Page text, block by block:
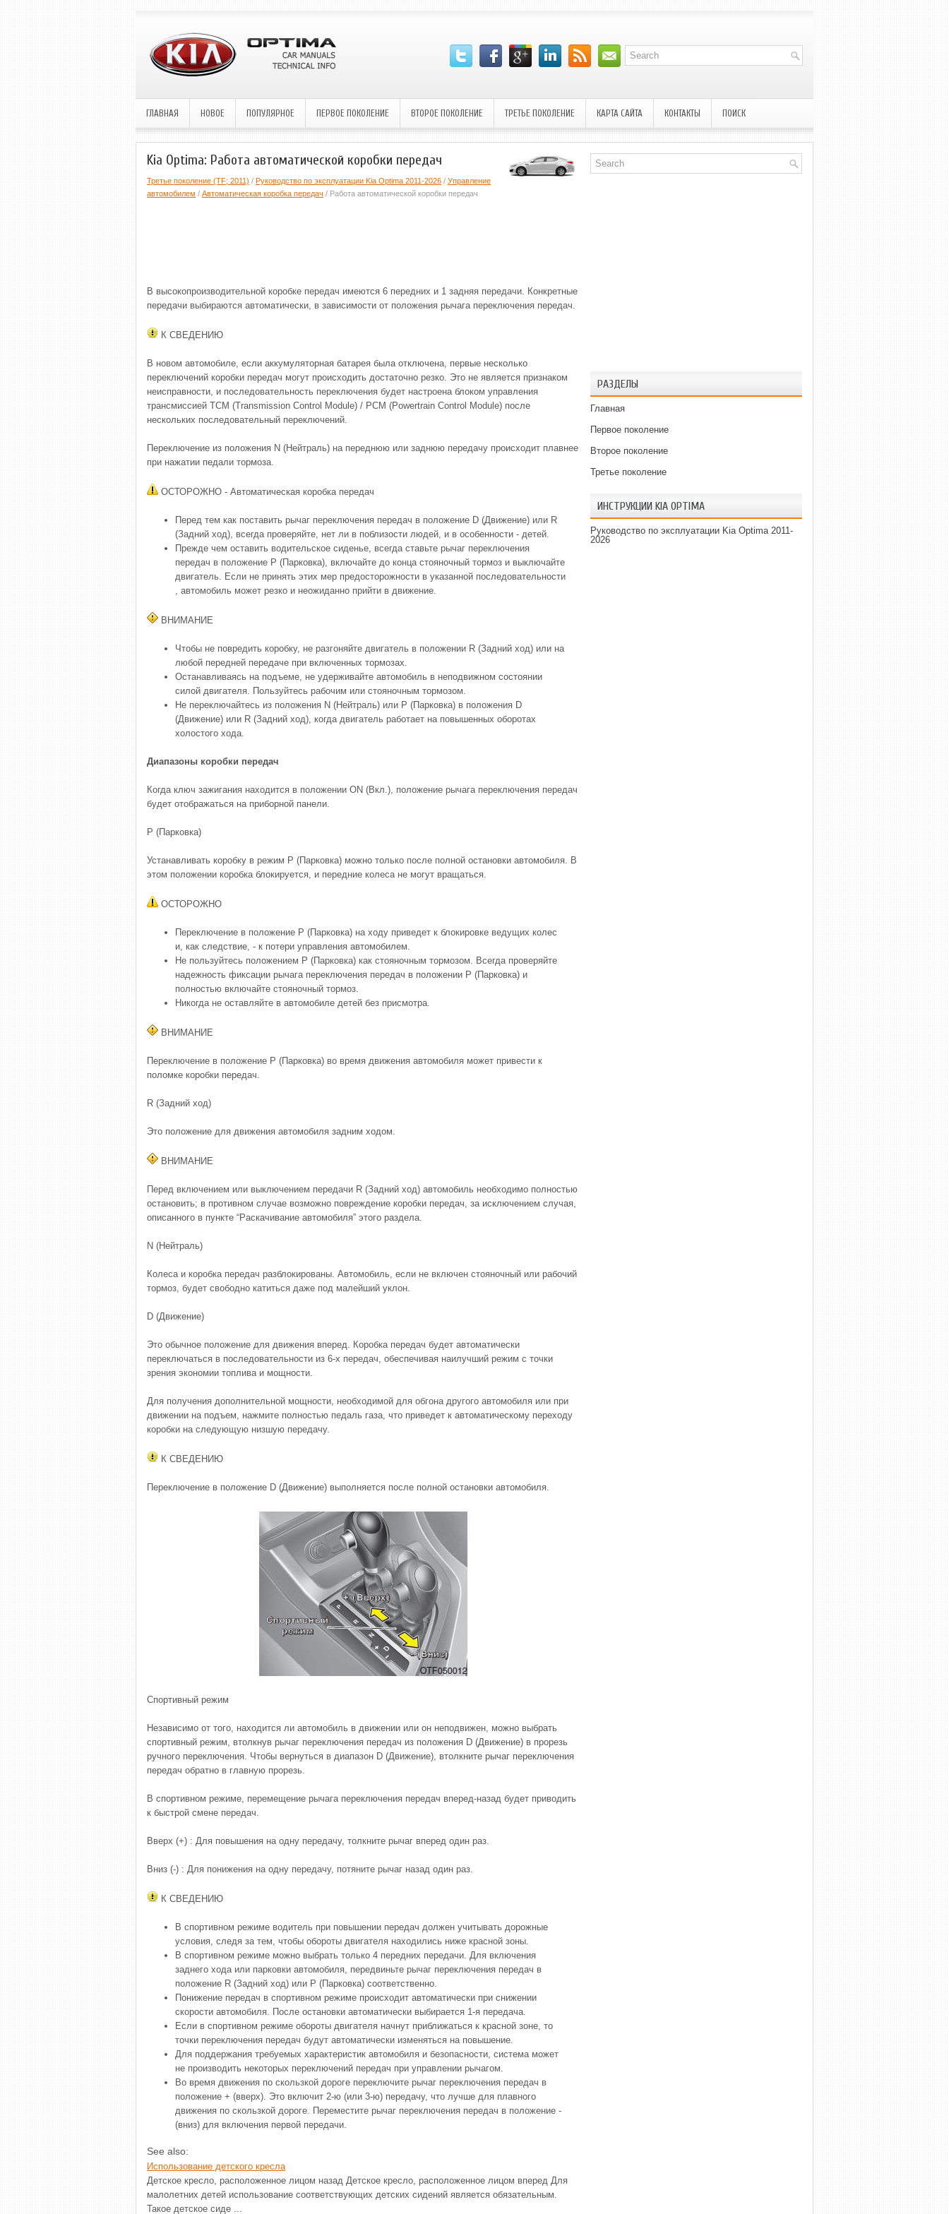
ГЛАВНАЯ НОВОЕ ПОПУЛЯРНОЕ ПЕРВОЕ ПОКОЛЕНИЕ ВТОРОЕ ПОКОЛЕНИЕ ТРЕТЬЕ ПОКОЛЕНИЕ КАРТА САЙТА КОНТАКТЫ ПОИСК
Kia Optima: Работа автоматической коробки передач
Третье поколение (TF; 2011) / Руководство по эксплуатации Kia Optima 2011-2026 / Управление
автомобилем / Автоматическая коробка передач / Работа автоматической коробки передач
В высокопроизводительной коробке передач имеются 6 передних и 1 задняя передачи. Конкретные
передачи выбираются автоматически, в зависимости от положения рычага переключения передач.
К СВЕДЕНИЮ
В новом автомобиле, если аккумуляторная батарея была отключена, первые несколько
переключений коробки передач могут происходить достаточно резко. Это не является признаком
неисправности, и последовательность переключения будет настроена блоком управления
трансмиссией TCM (Transmission Control Module) / PCM (Powertrain Control Module) после
нескольких последовательный переключений.
Переключение из положения N (Нейтраль) на переднюю или заднюю передачу происходит плавнее
при нажатии педали тормоза.
ОСТОРОЖНО - Автоматическая коробка передач
Перед тем как поставить рычаг переключения передач в положение D (Движение) или R
(Задний ход), всегда проверяйте, нет ли в поблизости людей, и в особенности - детей.
Прежде чем оставить водительское сиденье, всегда ставьте рычаг переключения
передач в положение P (Парковка), включайте до конца стояночный тормоз и выключайте
двигатель. Если не принять этих мер предосторожности в указанной последовательности
, автомобиль может резко и неожиданно прийти в движение.
ВНИМАНИЕ
Чтобы не повредить коробку, не разгоняйте двигатель в положении R (Задний ход) или на
любой передней передаче при включенных тормозах.
Останавливаясь на подъеме, не удерживайте автомобиль в неподвижном состоянии
силой двигателя. Пользуйтесь рабочим или стояночным тормозом.
Не переключайтесь из положения N (Нейтраль) или P (Парковка) в положения D
(Движение) или R (Задний ход), когда двигатель работает на повышенных оборотах
холостого хода.
Диапазоны коробки передач
Когда ключ зажигания находится в положении ON (Вкл.), положение рычага переключения передач
будет отображаться на приборной панели.
P (Парковка)
Устанавливать коробку в режим P (Парковка) можно только после полной остановки автомобиля. В
этом положении коробка блокируется, и передние колеса не могут вращаться.
ОСТОРОЖНО
Переключение в положение P (Парковка) на ходу приведет к блокировке ведущих колес
и, как следствие, - к потери управления автомобилем.
Не пользуйтесь положением P (Парковка) как стояночным тормозом. Всегда проверяйте
надежность фиксации рычага переключения передач в положении P (Парковка) и
полностью включайте стояночный тормоз.
Никогда не оставляйте в автомобиле детей без присмотра.
ВНИМАНИЕ
Переключение в положение P (Парковка) во время движения автомобиля может привести к
поломке коробки передач.
R (Задний ход)
Это положение для движения автомобиля задним ходом.
ВНИМАНИЕ
Перед включением или выключением передачи R (Задний ход) автомобиль необходимо полностью
остановить; в противном случае возможно повреждение коробки передач, за исключением случая,
описанного в пункте “Раскачивание автомобиля” этого раздела.
N (Нейтраль)
Колеса и коробка передач разблокированы. Автомобиль, если не включен стояночный или рабочий
тормоз, будет свободно катиться даже под малейший уклон.
D (Движение)
Это обычное положение для движения вперед. Коробка передач будет автоматически
переключаться в последовательности из 6-х передач, обеспечивая наилучший режим с точки
зрения экономии топлива и мощности.
Для получения дополнительной мощности, необходимой для обгона другого автомобиля или при
движении на подъем, нажмите полностью педаль газа, что приведет к автоматическому переходу
коробки на следующую низшую передачу.
К СВЕДЕНИЮ
Переключение в положение D (Движение) выполняется после полной остановки автомобиля.
Спортивный режим
Независимо от того, находится ли автомобиль в движении или он неподвижен, можно выбрать
спортивный режим, втолкнув рычаг переключения передач из положения D (Движение) в прорезь
ручного переключения. Чтобы вернуться в диапазон D (Движение), втолкните рычаг переключения
передач обратно в главную прорезь.
В спортивном режиме, перемещение рычага переключения передач вперед-назад будет приводить
к быстрой смене передач.
Вверх (+) : Для повышения на одну передачу, толкните рычаг вперед один раз.
Вниз (-) : Для понижения на одну передачу, потяните рычаг назад один раз.
К СВЕДЕНИЮ
В спортивном режиме водитель при повышении передач должен учитывать дорожные
условия, следя за тем, чтобы обороты двигателя находились ниже красной зоны.
В спортивном режиме можно выбрать только 4 передних передачи. Для включения
заднего хода или парковки автомобиля, передвиньте рычаг переключения передач в
положение R (Задний ход) или P (Парковка) соответственно.
Понижение передач в спортивном режиме происходит автоматически при снижении
скорости автомобиля. После остановки автоматически выбирается 1-я передача.
Если в спортивном режиме обороты двигателя начнут приближаться к красной зоне, то
точки переключения передач будут автоматически изменяться на повышение.
Для поддержания требуемых характеристик автомобиля и безопасности, система может
не производить некоторых переключений передач при управлении рычагом.
Во время движения по скользкой дороге переключите рычаг переключения передач в
положение + (вверх). Это включит 2-ю (или 3-ю) передачу, что лучше для плавного
движения по скользкой дороге. Переместите рычаг переключения передач в положение -
(вниз) для включения первой передачи.
See also:
Использование детского кресла
Детское кресло, расположенное лицом назад Детское кресло, расположенное лицом вперед Для
малолетних детей использование соответствующих детских сидений является обязательным.
Такое детское сиде ...
РАЗДЕЛЫ
Главная
Первое поколение
Второе поколение
Третье поколение
ИНСТРУКЦИИ KIA OPTIMA
Руководство по эксплуатации Kia Optima 2011-
2026